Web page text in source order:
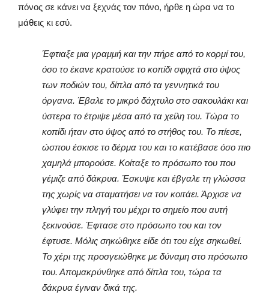
πόνος σε κάνει να ξεχνάς τον πόνο, ήρθε η ώρα να το
μάθεις κι εσύ.
Έφτιαξε μια γραμμή και την πήρε από το κορμί του,
όσο το έκανε κρατούσε το κοπίδι σφιχτά στο ύψος
των ποδιών του, δίπλα από τα γεννητικά του
όργανα. Έβαλε το μικρό δάχτυλο στο σακουλάκι και
ύστερα το έτριψε μέσα από τα χείλη του. Τώρα το
κοπίδι ήταν στο ύψος από το στήθος του. Το πίεσε,
ώσπου έσκισε το δέρμα του και το κατέβασε όσο πιο
χαμηλά μπορούσε. Κοίταξε το πρόσωπο του που
γέμιζε από δάκρυα. Έσκυψε και έβγαλε τη γλώσσα
της χωρίς να σταματήσει να τον κοιτάει. Άρχισε να
γλύφει την πληγή του μέχρι το σημείο που αυτή
ξεκινούσε. Έφτασε στο πρόσωπο του και τον
έφτυσε. Μόλις σηκώθηκε είδε ότι του είχε σηκωθεί.
Το χέρι της προσγειώθηκε με δύναμη στο πρόσωπο
του. Απομακρύνθηκε από δίπλα του, τώρα τα
δάκρυα έγιναν δικά της.